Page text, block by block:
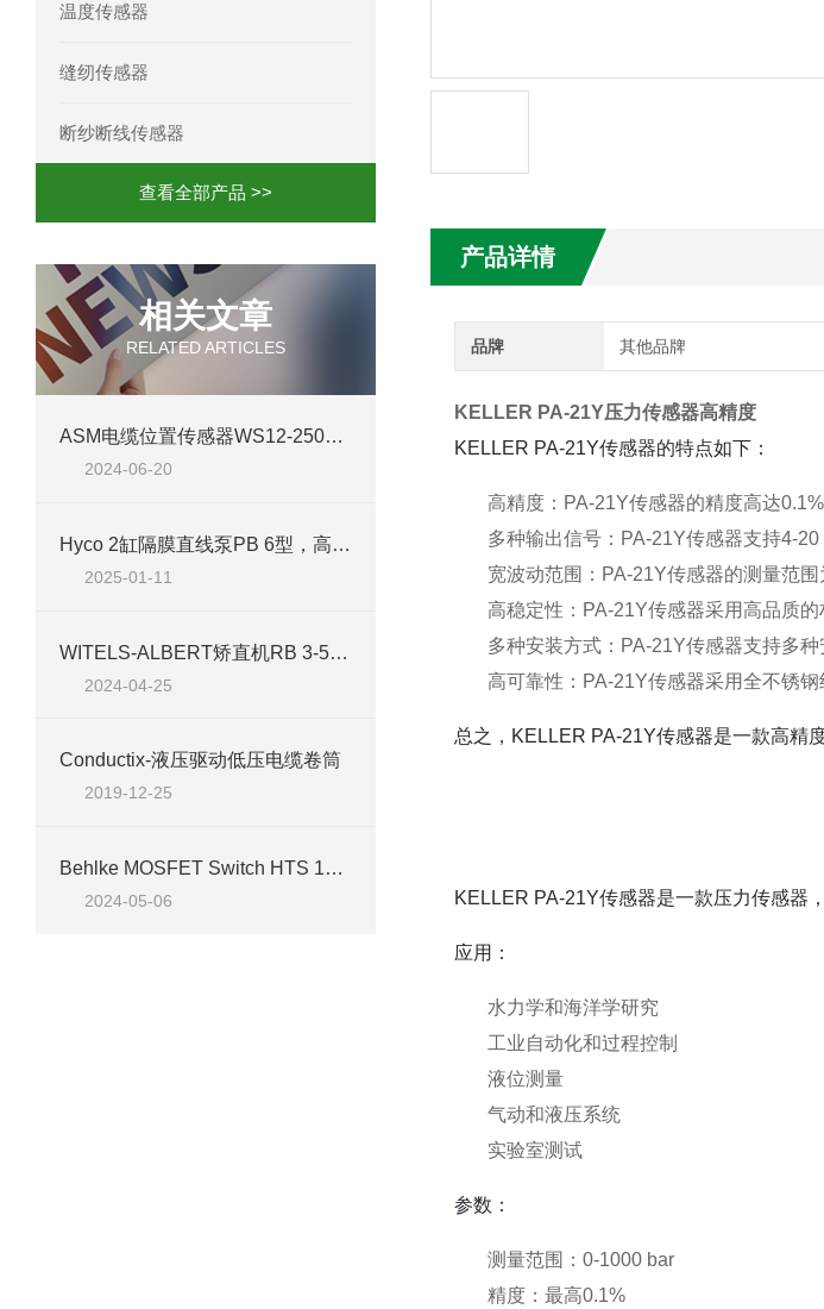
AC-motoren交流电机FCA 132S-4/PHE参数介绍
AC-motoren交流电机ACM 160M-4参数介绍
AC-MOTOREN电机FCPA 80B-6参数介绍
AC-MOTOREN电机FCPA 71B-2参数介绍
温度传感器
缝纫传感器
断纱断线传感器
查看全部产品 >>
相关文章
RELATED ARTICLES
ASM电缆位置传感器WS12-2500-420A-L10-SB0-M12 技术介绍
2024-06-20
Hyco 2缸隔膜直线泵PB 6型，高达 8 mbar 的出色真空度
2025-01-11
WITELS-ALBERT矫直机RB 3-5,0案例分析
2024-04-25
Conductix-液压驱动低压电缆卷筒
2019-12-25
Behlke MOSFET Switch HTS 181-40 应用场景介绍
2024-05-06
产品详情
品牌 其他品牌
KELLER PA-21Y压力传感器高精度
KELLER PA-21Y传感器的特点如下：
高精度：PA-21Y传感器的精度高达
多种输出信号：PA-21Y传感器支持4-
宽波动范围：PA-21Y传感器的测量范
高稳定性：PA-21Y传感器采用高品质
多种安装方式：PA-21Y传感器支持多
高可靠性：PA-21Y传感器采用全不锈
总之，KELLER PA-21Y传感器是一款高精
KELLER PA-21Y传感器是一款压力传感器
应用：
水力学和海洋学研究
工业自动化和过程控制
液位测量
气动和液压系统
实验室测试
参数：
测量范围：0-1000 bar
精度：最高0.1%